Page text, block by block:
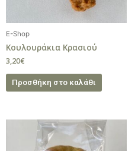
E-Shop
Κουλουράκια Κρασιού
3,20€
Προσθήκη στο καλάθι